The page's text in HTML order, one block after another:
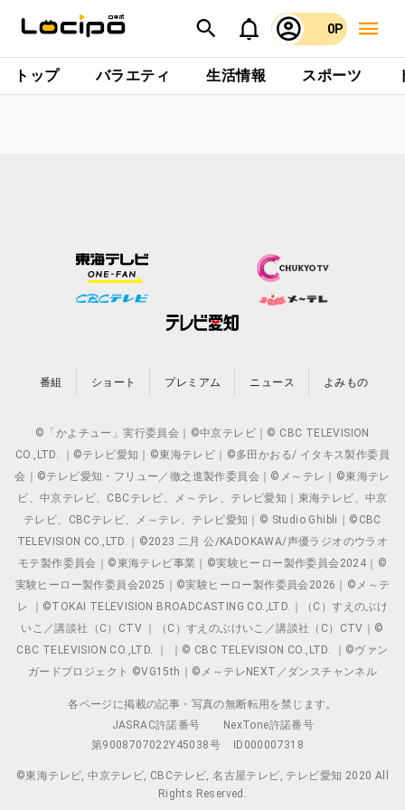
0P
トップ バラエティ 生活情報 スポーツ
番組 ショート プレミアム ニュース よみもの
©「かよチュー」実行委員会｜©中京テレビ｜© CBC TELEVISION
CO.,LTD. ｜©テレビ愛知｜©東海テレビ｜©多田かおる/ イタキス製作委員
会｜©テレビ愛知・フリュー／徹之進製作委員会｜©メ～テレ｜©東海テレ
ビ、中京テレビ、CBCテレビ、メ～テレ、テレビ愛知｜東海テレビ、中京
テレビ、CBCテレビ、メ～テレ、テレビ愛知｜© Studio Ghibli｜©CBC
TELEVISION CO.,LTD.｜©2023 二月 公/KADOKAWA/声優ラジオのウラオ
モテ製作委員会｜©東海テレビ事業｜©実験ヒーロー製作委員会2024｜©
実験ヒーロー製作委員会2025｜©実験ヒーロー製作委員会2026｜©メ～テ
レ ｜©TOKAI TELEVISION BROADCASTING CO.,LTD.｜（C）すえのぶけ
いこ／講談社（C）CTV ｜（C）すえのぶけいこ／講談社（C）CTV｜©
CBC TELEVISION CO.,LTD. ｜ ｜© CBC TELEVISION CO.,LTD. ｜©ヴァン
ガードプロジェクト ©VG15th｜©メ～テレNEXT／ダンスチャンネル
各ページに掲載の記事・写真の無断転用を禁じます。
JASRAC許諾番号
NexTone許諾番号
第9008707022Y45038号
ID000007318
©東海テレビ, 中京テレビ, CBCテレビ, 名古屋テレビ, テレビ愛知 2020 All
Rights Reserved.